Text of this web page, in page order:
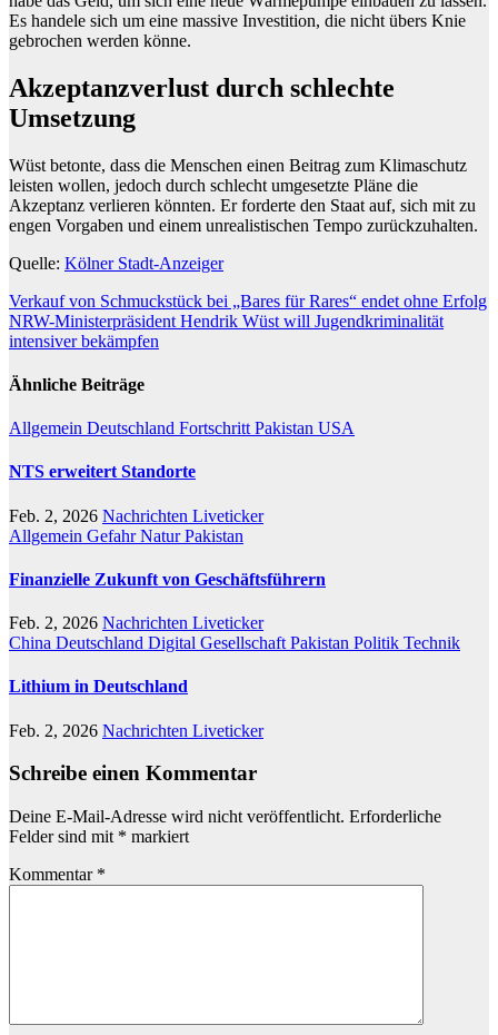
Es handele sich um eine massive Investition, die nicht übers Knie
gebrochen werden könne.
Akzeptanzverlust durch schlechte
Umsetzung
Wüst betonte, dass die Menschen einen Beitrag zum Klimaschutz
leisten wollen, jedoch durch schlecht umgesetzte Pläne die
Akzeptanz verlieren könnten. Er forderte den Staat auf, sich mit zu
engen Vorgaben und einem unrealistischen Tempo zurückzuhalten.
Quelle: Kölner Stadt-Anzeiger
Beitragsnavigation
Verkauf von Schmuckstück bei „Bares für Rares“ endet ohne Erfolg
NRW-Ministerpräsident Hendrik Wüst will Jugendkriminalität
intensiver bekämpfen
Ähnliche Beiträge
Allgemein Deutschland Fortschritt Pakistan USA
NTS erweitert Standorte
Feb. 2, 2026 Nachrichten Liveticker
Allgemein GefahrNaturPakistan
Finanzielle Zukunft von Geschäftsführern
Feb. 2, 2026 Nachrichten Liveticker
China Deutschland Digital Gesellschaft Pakistan Politik Technik
Lithium in Deutschland
Feb. 2, 2026 Nachrichten Liveticker
Schreibe einen Kommentar
Deine E-Mail-Adresse wird nicht veröffentlicht. Erforderliche
Felder sind mit * markiert
Kommentar *